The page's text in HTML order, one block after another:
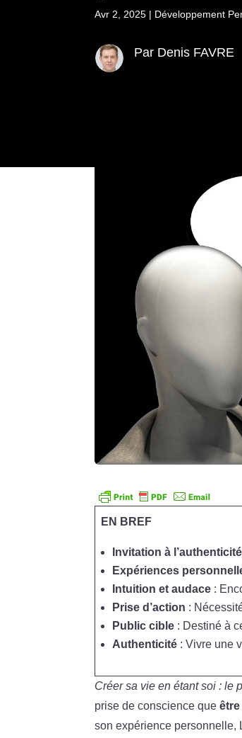
Avr 2, 2025 | Développement
Par Denis FAVRE
EN BREF
Invitation à l’authenticité
Expériences
Intuition et audace :
Prise d’action :
Public cible : Destiné à
Authenticité : Vivre une
Créer sa vie en étant soi : le
prise de conscience que
son expérience personnelle,